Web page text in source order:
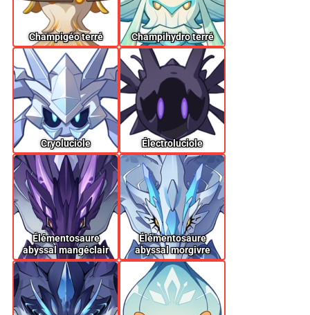
Champigéo terré Champihydro terré
Cryoluciole Électroluciole
Élémentosaure
abyssal mangéclair
Élémentosaure
abyssal morgivre